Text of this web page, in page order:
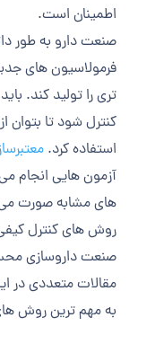
اطمینان است.
صنعت دارو به طور
فرمولاسیون های
تری را تولید کند.
کنترل شود تا بتوان
استفاده کرد.
آزمون هایی انجام
های مشابه صورت
روش های کنترل
صنعت داروسازی
مقالات متعددی در
به مهم ترین روش